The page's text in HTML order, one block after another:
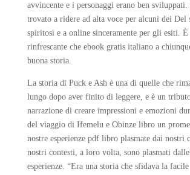
avvincente e i personaggi erano ben
trovato a ridere ad alta voce per alcuni dei Del
spiritosi e a online sinceramente per gli esiti. È
rinfrescante che ebook gratis italiano a
buona storia.
La storia di Puck e Ash è una di quelle che
lungo dopo aver finito di leggere, e è un
narrazione di creare impressioni e emozioni
del viaggio di Ifemelu e Obinze libro un
nostre esperienze pdf libro plasmate dai nostri
nostri contesti, a loro volta, sono plasmati
esperienze. “Era una storia che sfidava la facile